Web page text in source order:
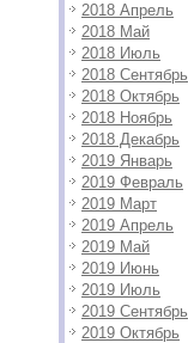
2018 Апрель
2018 Май
2018 Июль
2018 Сентябрь
2018 Октябрь
2018 Ноябрь
2018 Декабрь
2019 Январь
2019 Февраль
2019 Март
2019 Апрель
2019 Май
2019 Июнь
2019 Июль
2019 Сентябрь
2019 Октябрь